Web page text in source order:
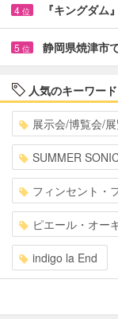
4 位 『キングダ
5 位 静岡県焼津市
人気のキーワード
展示会/博覧会/
SUMMER
フィンセント・
ピエール・オー
indigo la End